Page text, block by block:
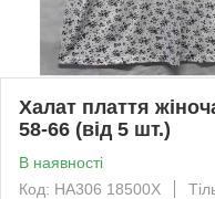
Халат плаття
58-66 (від 5 шт.)
В наявності
Код: HA306 18500X